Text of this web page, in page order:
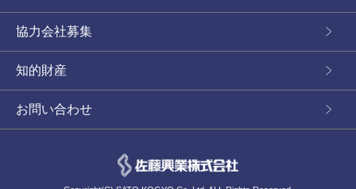
協力会社募集
知的財産
お問い合わせ